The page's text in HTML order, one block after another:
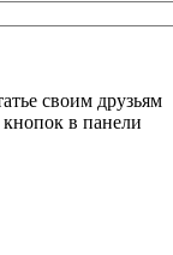
своим друзьям
в панели